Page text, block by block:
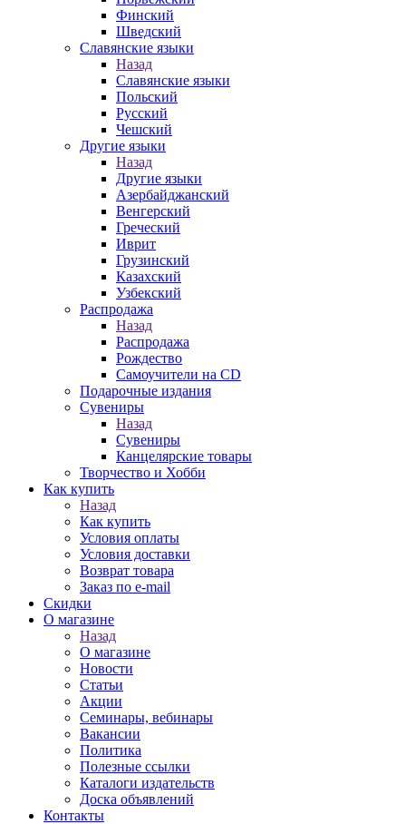
Финский
Шведский
Славянские языки
Назад
Славянские языки
Польский
Русский
Чешский
Другие языки
Назад
Другие языки
Азербайджанский
Венгерский
Греческий
Иврит
Грузинский
Казахский
Узбекский
Распродажа
Назад
Распродажа
Рождество
Самоучители на CD
Подарочные издания
Сувениры
Назад
Сувениры
Канцелярские товары
Творчество и Хобби
Как купить
Назад
Как купить
Условия оплаты
Условия доставки
Возврат товара
Заказ по e-mail
Скидки
О магазине
Назад
О магазине
Новости
Статьи
Акции
Семинары, вебинары
Вакансии
Политика
Полезные ссылки
Каталоги издательств
Доска объявлений
Контакты